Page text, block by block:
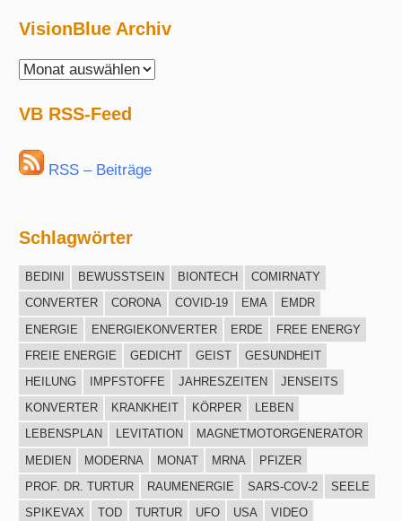
VisionBlue Archiv
VisionBlue
VB RSS-Feed
RSS – Beiträge
Schlagwörter
BEDINI BEWUSSTSEIN BIONTECH
COMIRNATY
CONVERTER
CORONA COVID-19 EMA
EMDR
ENERGIE
ENERGIEKONVERTER ERDE
FREE ENERGY
FREIE ENERGIE
GEDICHT GEIST
GESUNDHEIT
HEILUNG
IMPFSTOFFE JAHRESZEITEN
JENSEITS
KONVERTER
KRANKHEIT KÖRPER
LEBEN
LEBENSPLAN
LEVITATION
MAGNETMOTORGENERATOR
MEDIEN
MODERNA MONAT MRNA
PFIZER
PROF. DR. TURTUR
RAUMENERGIE SARS-COV-2
SEELE
SPIKEVAX
TOD TURTUR UFO USA
VIDEO